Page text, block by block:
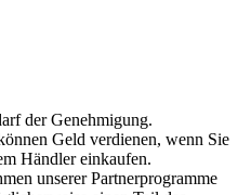
der Genehmigung.
Geld verdienen, wenn Sie
Händler einkaufen.
unserer Partnerprogramme